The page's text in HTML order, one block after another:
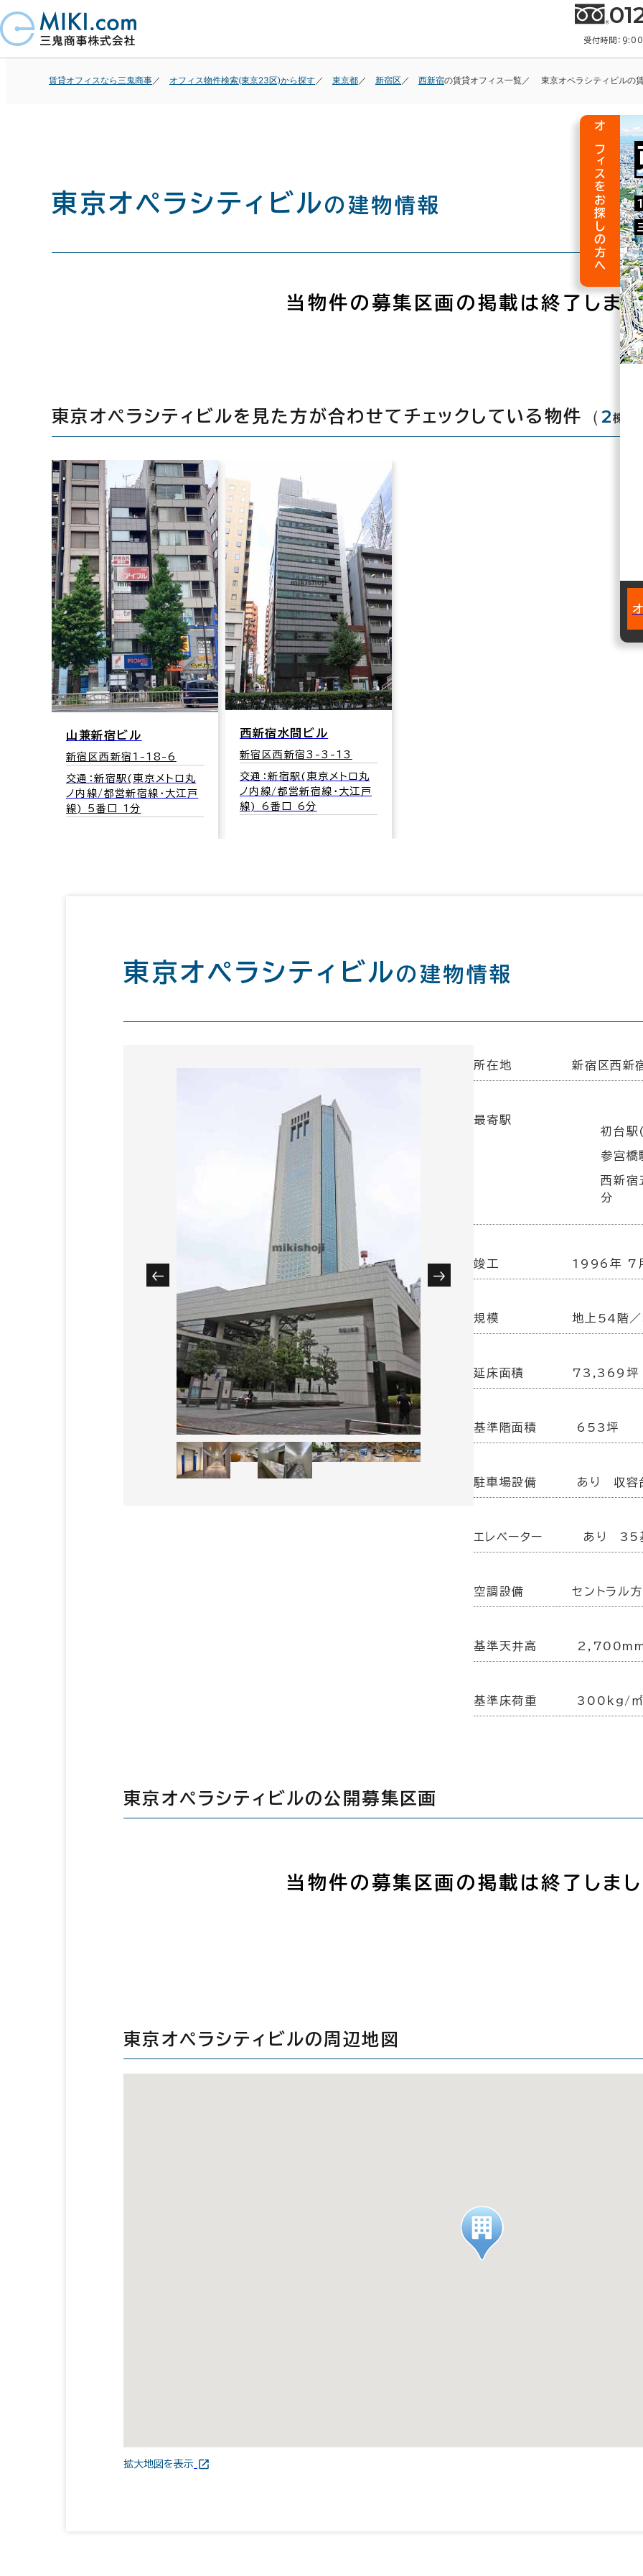
受付時間：
賃貸オフィスなら三鬼商事 オフィス物件検索(東京23区)から探す 東京都 新宿区 西新宿の賃貸オフィス一覧 東京オペラシティビルの
東京オペラシティビルの建物情報
当物件の募集区画の掲載は終了しまし
東京オペラシティビルを見た方が合わせてチェックしている物件 （2棟
山兼新宿ビル
新宿区西新宿1-18-6
交通：新宿駅(東京メトロ丸
ノ内線/都営新宿線･大江戸
線) 5番口 1分
西新宿水間ビル
新宿区西新宿3-3-13
交通：新宿駅(東京メトロ丸
ノ内線/都営新宿線･大江戸
線) 6番口 6分
東京オペラシティビルの建物情報
所在地 新宿区西
最寄駅
初台
参宮
西新
分
竣工 1996年 7
規模 地上54階
延床面積 73,369坪
基準階面積 653坪
駐車場設備 あり 収容
エレベーター あり 35
空調設備 セントラル
基準天井高
基準床荷重 300kg/㎡
東京オペラシティビルの公開募集区画
当物件の募集区画の掲載は終了しまし
東京オペラシティビルの周辺地図
拡大地図を表示
オフィスをお探しの方へ